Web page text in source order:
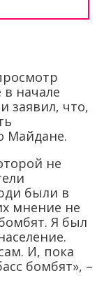
в начале
заявил, что,
Майдане.
не
были в
мнение не
Я был
И, пока
бомбят», –